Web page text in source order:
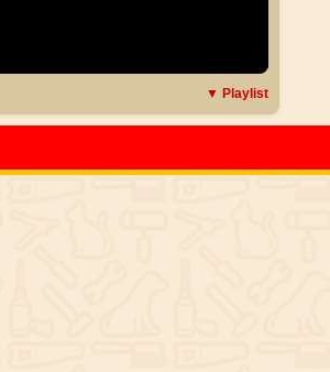
▼ Playlist